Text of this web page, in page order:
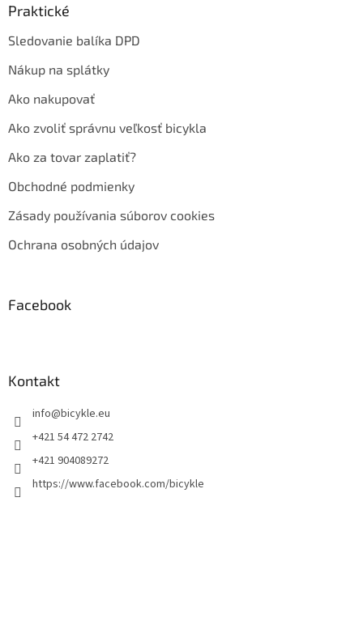
Praktické
Sledovanie balíka DPD
Nákup na splátky
Ako nakupovať
Ako zvoliť správnu veľkosť bicykla
Ako za tovar zaplatiť?
Obchodné podmienky
Zásady používania súborov cookies
Ochrana osobných údajov
Facebook
Kontakt
info@bicykle.eu
+421 54 472 2742
+421 904089272
https://www.facebook.com/bicykle